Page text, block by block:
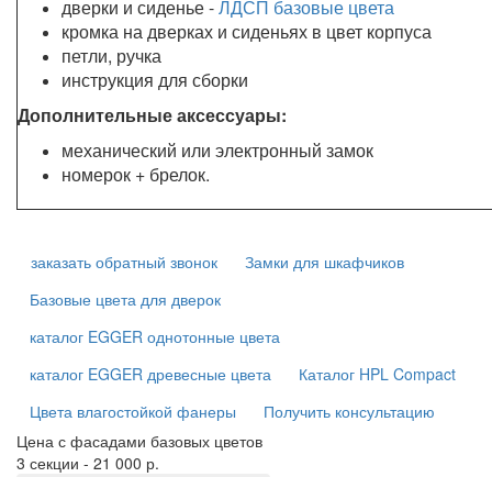
дверки и сиденье -ЛДСП базовые цвета
кромка на дверках и сиденьях в цвет корпуса
петли, ручка
инструкция для сборки
Дополнительные аксессуары:
механический или электронный замок
номерок + брелок.
заказать обратный звонок
Замки для шкафчиков
Базовые цвета для дверок
каталог EGGER однотонные цвета
каталог EGGER древесные цвета
Каталог HPL Compact
Цвета влагостойкой фанеры
Получить консультацию
Цена с фасадами базовых цветов
3 секции - 21 000 р.